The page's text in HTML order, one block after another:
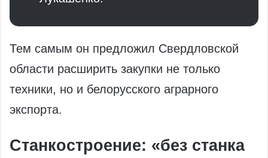
Тем самым он предложил Свердловской
области расширить закупки не только
техники, но и белорусского аграрного
экспорта.
Станкостроение: «без станка